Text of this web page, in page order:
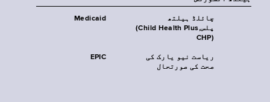
Medicaid
چائلڈ ہیلتھ
پلس‎(Child Health Plus,
CHP)‎
EPIC
ریاست نیو یارک کی
صحت کی صورتحال